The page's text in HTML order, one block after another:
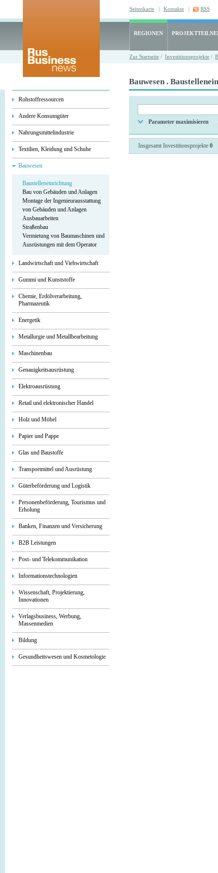
Seitenkarte | Kontakte | RSS
REGIONEN
Zur Startseite / Investitionsprojekte /
Rohstoffressourcen
Andere Konsumgüter
Nahrungsmittelindustrie
Textilien, Kleidung und Schuhe
Bauwesen
Baustelleneinrichtung
Bau von Gebäuden und Anlagen
Montage der Ingenieurausstattung
von Gebäuden und Anlagen
Ausbauarbeiten
Straßenbau
Vermietung von Baumaschinen und
Ausrüstungen mit dem Operator
Landwirtschaft und Viehwirtschaft
Gummi und Kunststoffe
Chemie, Erdölverarbeitung,
Pharmazeutik
Energetik
Metallurgie und Metallbearbeitung
Maschinenbau
Genauigkeitsausrüstung
Elektroausrüstung
Retail und elektronischer Handel
Holz und Möbel
Papier und Pappe
Glas und Baustoffe
Transportmittel und Ausrüstung
Güterbeförderung und Logistik
Personenbeförderung, Tourismus und
Erholung
Banken, Finanzen und Versicherung
B2B Leistungen
Post- und Telekommunikation
Informationstechnologien
Wissenschaft, Projektierung,
Innovationen
Verlagsbusiness, Werbung,
Massenmedien
Bildung
Gesundheitswesen und Kosmetologie
Bauwesen .
Parameter maximisieren
Insgesamt Investitionsprojekte 0